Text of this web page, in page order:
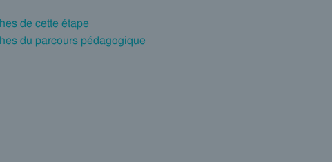
de cette étape
du parcours pédagogique